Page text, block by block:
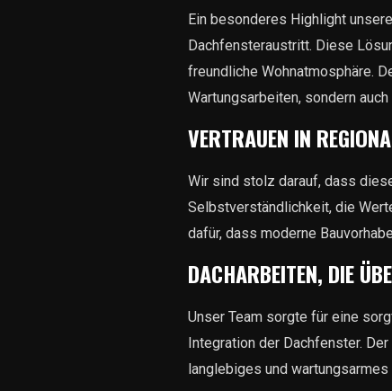
Ein besonderes Highlight
Dachfensteraustritt. Diese
freundliche Wohnatmosphäre.
Wartungsarbeiten, sondern
VERTRAUEN IN
Wir sind stolz darauf, dass
Selbstverständlichkeit, die
dafür, dass moderne
DACHARBEITEN, DIE
Unser Team sorgte für eine
Integration der Dachfenster.
langlebiges und wartungsarmes